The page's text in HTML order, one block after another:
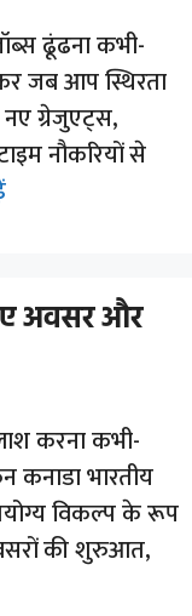
ढूंढना कभी-
जब आप स्थिरता
ग्रेजुएट्स,
नौकरियों से
अवसर और
करना कभी-
कनाडा भारतीय
विकल्प के रूप
की शुरुआत,